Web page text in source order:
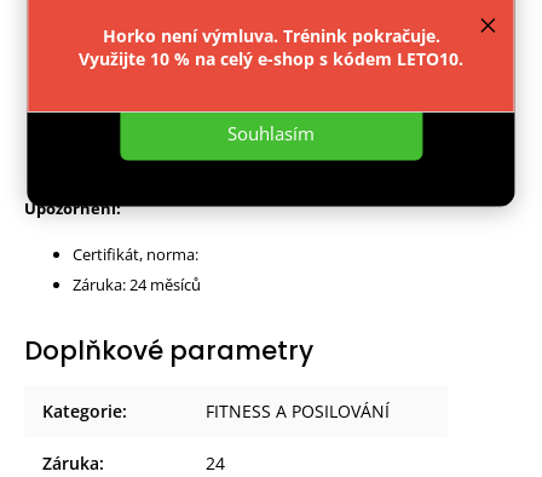
Nastavení
Souhlasím
Horko není výmluva. Trénink pokračuje.
Využijte 10 % na celý e-shop s kódem LETO10.
Dodatečné závaží: 2x125g
Pěnové úchyty
Upozornění:
Certifikát, norma:
Záruka: 24 měsíců
Doplňkové parametry
Kategorie: FITNESS A POSILOVÁNÍ
Záruka: 24